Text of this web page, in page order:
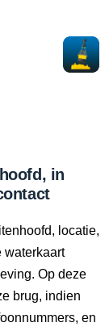
in
locatie,
waterkaart
Op deze
brug, indien
en